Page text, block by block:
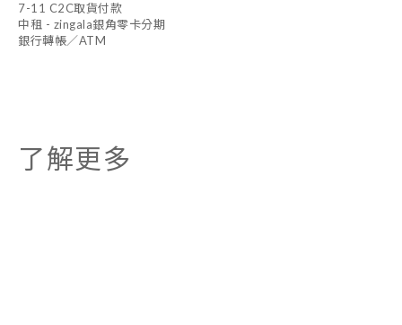
7-11 C2C取貨付款
中租 - zingala銀角零卡分期
銀行轉帳／ATM
了解更多